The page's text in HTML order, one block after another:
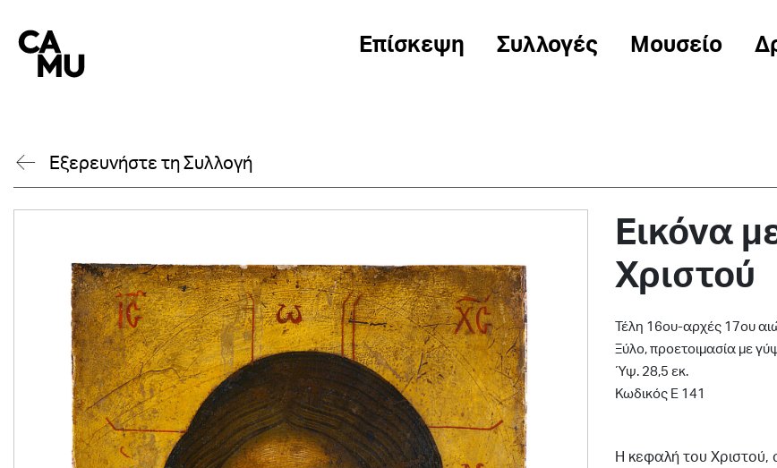
content
Επίσκεψη Συλλογές Μουσείο
Εξερευνήστε τη Συλλογή
Εικόνα
Χριστού
Τέλη 16ου-αρχές 17ου
Ξύλο, προετοιμασία με
Ύψ. 28,5 εκ.
Κωδικός Ε 141
Η κεφαλή του Χριστού,